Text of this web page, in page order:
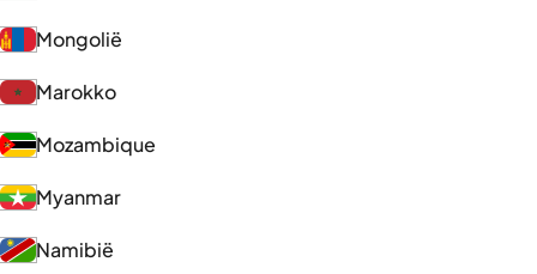
Mongolië
Marokko
Mozambique
Myanmar
Namibië